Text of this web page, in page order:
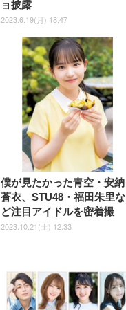
ョ披露
2023.6.19(月) 18:47
僕が見たかった青空・安納
蒼衣、STU48・福田朱里な
ど注目アイドルを密着撮
2023.10.21(土) 12:33